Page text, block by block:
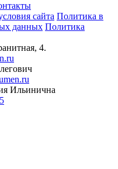
сайта Политика в
данных Политика
4.
Ильинична